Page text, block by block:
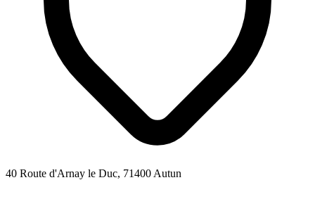
40 Route d'Arnay le Duc, 71400 Autun